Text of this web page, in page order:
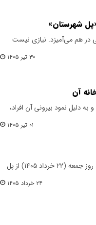
شهرستان»
در هم می‌آمیزد. نیازی نیست
۳۰ تیر ۱۴۰۵
آن
دلیل نمود بیرونی آن افراد،
۰۱ تیر ۱۴۰۵
با بازگشایی زاینده‌رود پس از چندسال گردهمایی پدل برد سواران اصفهانی، روز جمعه (۲۲ خرداد ۱۴۰۵) از پل
۲۴ خرداد ۱۴۰۵